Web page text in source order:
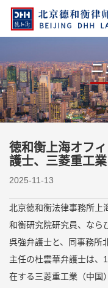
ニ
徳和衡上海オフ
護士、三菱重工
2025-11-13
北京徳和衡法律事務所上
和衡研究院研究員、なら
呉強弁護士と、同事務所
主任の杜雲華弁護士は、
在する三菱重工業（中国